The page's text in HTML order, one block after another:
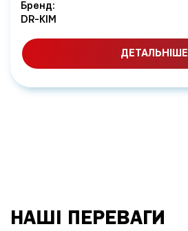
Бренд:
DR-KIM
ДЕТАЛЬНІШЕ
НАШІ ПЕРЕВАГИ